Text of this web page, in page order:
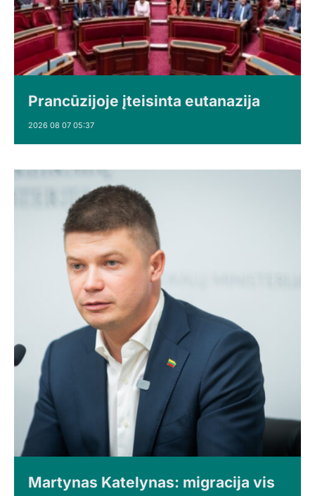
Prancūzijoje įteisinta eutanazija
2026 08 07 05:37
Martynas Katelynas: migracija vis